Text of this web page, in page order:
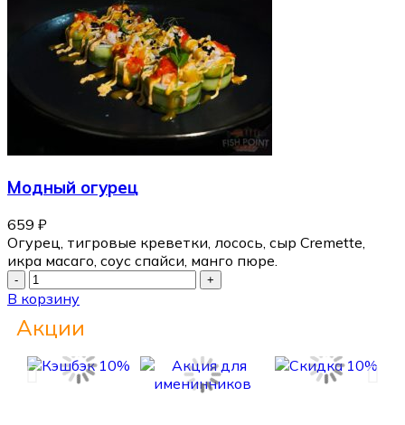
Модный огурец
659 ₽
Огурец, тигровые креветки, лосось, сыр Cremette,
икра масаго, соус спайси, манго пюре.
В корзину
Акции